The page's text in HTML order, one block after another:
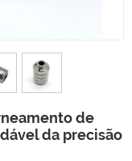
de
da precisão